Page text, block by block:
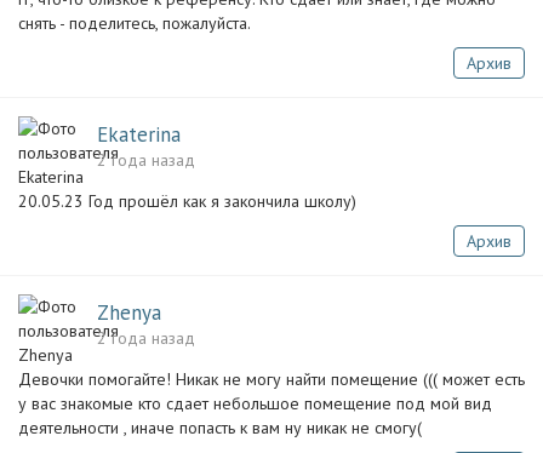
снять - поделитесь, пожалуйста.
Архив
Ekaterina
2 года назад
20.05.23 Год прошёл как я закончила школу)
Архив
Zhenya
2 года назад
Девочки помогайте! Никак не могу найти помещение ((( может есть
у вас знакомые кто сдает небольшое помещение под мой вид
деятельности , иначе попасть к вам ну никак не смогу(